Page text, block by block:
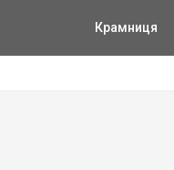
Крамниця